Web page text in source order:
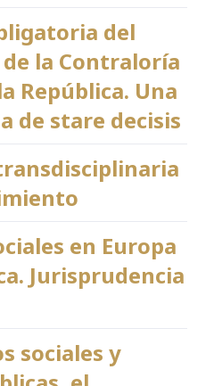
del
la Contraloría
República. Una
de stare decisis
en Europa
Jurisprudencia
sociales y